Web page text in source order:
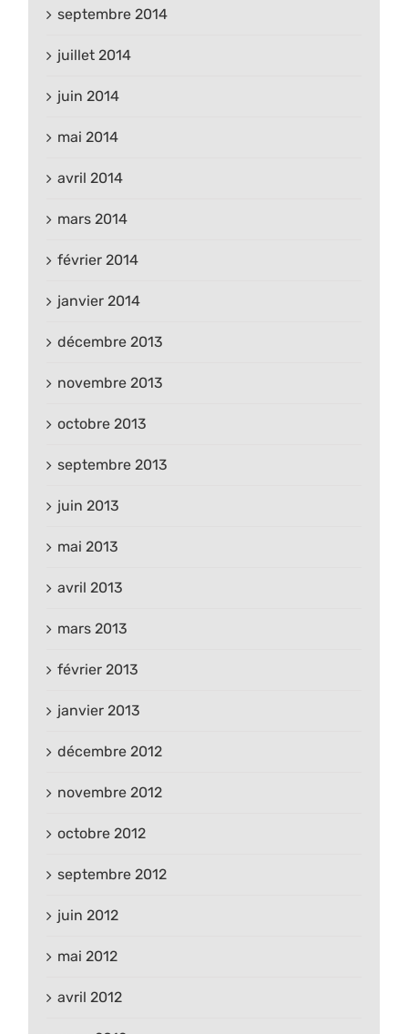
septembre 2014
juillet 2014
juin 2014
mai 2014
avril 2014
mars 2014
février 2014
janvier 2014
décembre 2013
novembre 2013
octobre 2013
septembre 2013
juin 2013
mai 2013
avril 2013
mars 2013
février 2013
janvier 2013
décembre 2012
novembre 2012
octobre 2012
septembre 2012
juin 2012
mai 2012
avril 2012